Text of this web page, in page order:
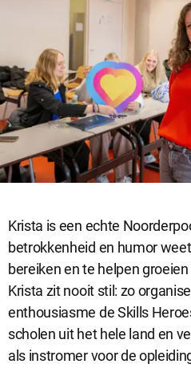
Krista is een echte
betrokkenheid en humor
bereiken en te helpen
Krista zit nooit stil: zo
enthousiasme de Skills
scholen uit het hele land en
als instromer voor de